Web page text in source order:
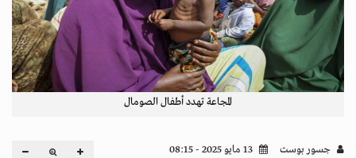
المجاعة تهدد أطفال الصومال
جسور بوست